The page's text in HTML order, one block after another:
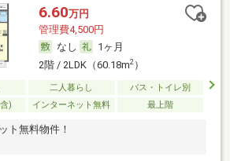
6.60万円
管理費4,500円
なし
1ヶ月
2階 / 2LDK（60.18m2）
二人暮らし
バス・トイレ別
)
インターネット無料 最上階
ト無料物件！